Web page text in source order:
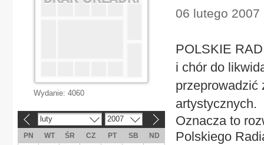
06 lutego 2007
POLSKIE
i chór do
przeprowadzić
artystycznych.
Oznacza to
Polskiego
Wydanie: 4060
luty 2007
PN WT ŚR CZ PT SB
ND